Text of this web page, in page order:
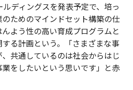
ディングスを発表予定で、培っ
ためのマインドセット構築の仕
よう性の高い育成プログラムと
る計画という。「さまざまな事
共通しているのは社会からはじ
をしたいという思いです」と赤